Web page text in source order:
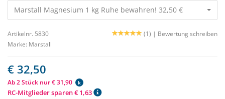
Marstall Magnesium 1 kg Ruhe bewahren! 32,50 €
Artikelnr. 5830 (1) | Bewertung schreiben
Marke: Marstall
€ 32,50
Ab 2 Stück nur € 31,90 k
RC-Mitglieder sparen € 1,63